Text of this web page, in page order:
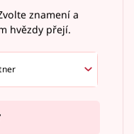
znamení a
hvězdy přejí.